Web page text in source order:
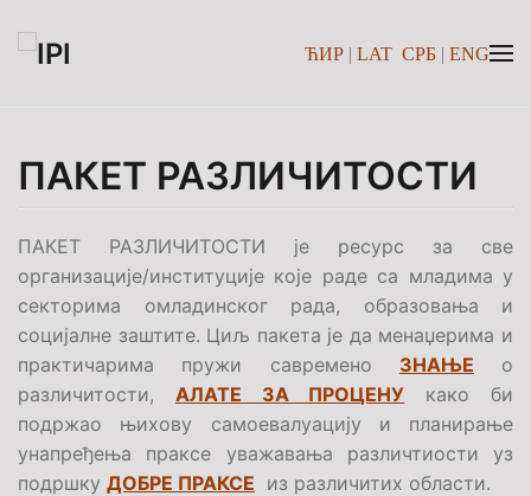
Skip to main content
ЋИР | LAT СРБ | ENG
ПАКЕТ РАЗЛИЧИТОСТИ
ПАКЕТ РАЗЛИЧИТОСТИ је ресурс за све
организације/институције које раде са младима у
секторима омладинског рада, образовања и
социјалне заштите. Циљ пакета је да менаџерима и
практичарима пружи савремено ЗНАЊЕ о
различитости, АЛАТЕ ЗА ПРОЦЕНУ како би
подржао њихову самоевалуацију и планирање
унапређења праксе уважавања различтиости уз
подршку ДОБРЕ ПРАКСЕ из различитих области.